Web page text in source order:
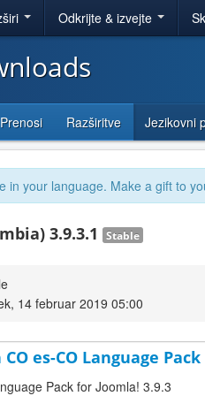
Odkrijte & izvejte
Prenosi Razširitve Jezikovni
in your language. Make a gift to
3.9.3.1 Stable
14 februar 2019 05:00
es-CO Language Pack
Pack for Joomla! 3.9.3